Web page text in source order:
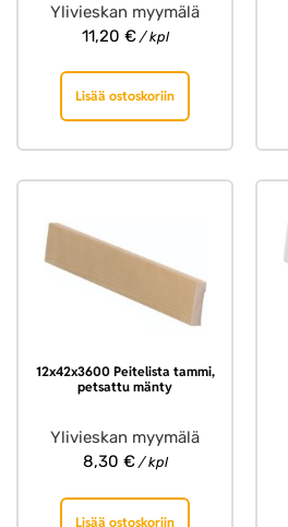
Ylivieskan myymälä
11,20 €/ kpl
Lisää ostoskoriin
12x42x3600 Peitelista tammi,
petsattu mänty
Ylivieskan myymälä
8,30 €/ kpl
Lisää ostoskoriin